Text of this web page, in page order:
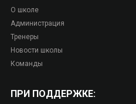
О школе
Администрация
Тренеры
Новости школы
Команды
ПРИ ПОДДЕРЖКЕ: